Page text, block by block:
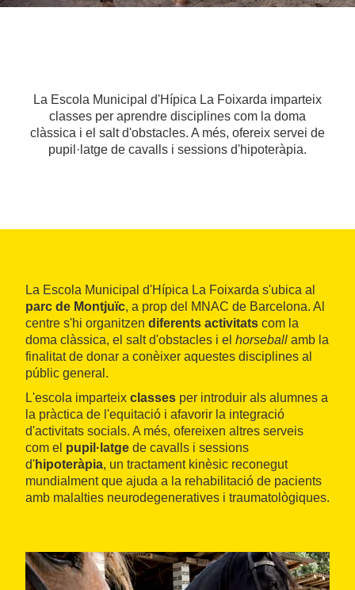
La Escola Municipal d'Hípica La Foixarda imparteix
classes per aprendre disciplines com la doma
clàssica i el salt d'obstacles. A més, ofereix servei de
pupil·latge de cavalls i sessions d'hipoteràpia.
La Escola Municipal d'Hípica La Foixarda s'ubica al
parc de Montjuïc, a prop del MNAC de Barcelona. Al
centre s'hi organitzen diferents activitats com la
doma clàssica, el salt d'obstacles i el horseball amb la
finalitat de donar a conèixer aquestes disciplines al
públic general.
L'escola imparteix classes per introduir als alumnes a
la pràctica de l'equitació i afavorir la integració
d'activitats socials. A més, ofereixen altres serveis
com el pupil·latge de cavalls i sessions
d'hipoteràpia, un tractament kinèsic reconegut
mundialment que ajuda a la rehabilitació de pacients
amb malalties neurodegeneratives i traumatològiques.